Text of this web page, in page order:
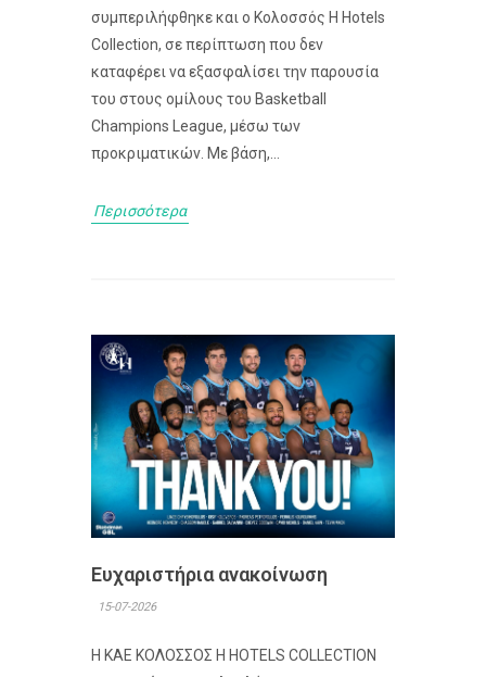
συμπεριλήφθηκε και ο Κολοσσός H Hotels
Collection, σε περίπτωση που δεν
καταφέρει να εξασφαλίσει την παρουσία
του στους ομίλους του Basketball
Champions League, μέσω των
προκριματικών. Με βάση,...
Περισσότερα
Ευχαριστήρια ανακοίνωση
15-07-2026
Η ΚΑΕ ΚΟΛΟΣΣΟΣ H HOTELS COLLECTION